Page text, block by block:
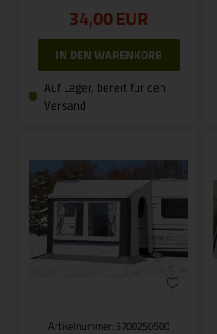
34,00EUR
Auf Lager, bereit für den
Versand
Artikelnummer: 5700250500